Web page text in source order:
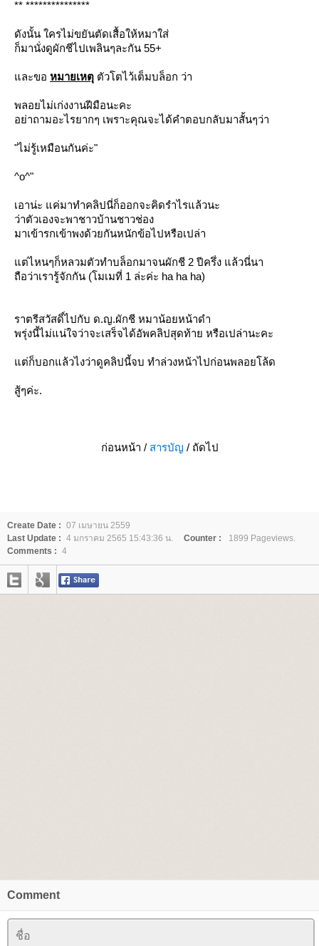
** ***************
ดังนั้น ใครไม่ขยันตัดเสื้อให้หมาใส่
ก็มานั่งดูผักชีไปเพลินๆละกัน 55+
ละขอ หมายเหตุ ตัวโตไว้เต็มบล็อก ว่า
พลอยไม่เก่งงานฝีมือนะคะ
อย่าถามอะไรยากๆ เพราะคุณจะได้คำตอบกลับมาสั้นๆว่า
"ไม่รู้เหมือนกันค่ะ"
^o^"
เอาน่ะ แค่มาทำคลิปนี่ก็ออกจะคิดรำไรแล้วนะ
ว่าตัวเองจะพาชาวบ้านชาวช่อง
มาเข้ารกเข้าพงด้วยกันหนักข้อไปหรือเปล่า
ต่ไหนๆก็หลวมตัวทำบล็อกมาจนผักชี 2 ปีครึ่ง แล้วนี่นา
ถือว่าเรารู้จักกัน (โมเมที่ 1 ล่ะค่ะ ha ha ha)
ราตรีสวัสดิ์ไปกับ ด.ญ.ผักชี หมาน้อยหน้าดำ
พรุ่งนี้ไม่แน่ใจว่าจะเสร็จได้อัพคลิปสุดท้าย หรือเปล่านะคะ
ต่ก็บอกแล้วไงว่าดูคลิปนี้จบ ทำล่วงหน้าไปก่อนพลอยโล้ด
สู้ๆค่ะ.
ก่อนหน้า / สารบัญ / ถัดไป
Create Date : 07 เมษายน 2559
Last Update : 4 มกราคม 2565 15:43:36 น. Counter :
1899 Pageviews.
Comments : 4
Comment